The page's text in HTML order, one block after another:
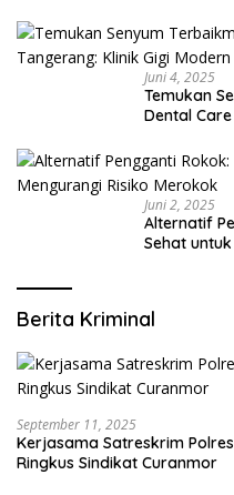
Juni 4, 2025
Temukan
Dental
Juni 2, 2025
Alternatif
Sehat
Berita Kriminal
September 11, 2025
Kerjasama Satreskrim
Ringkus Sindikat Curanmor